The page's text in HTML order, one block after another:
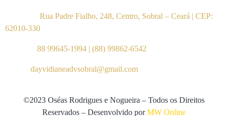
Rua Padre Fialho, 248, Centro, Sobral – Ceará | CEP:
62010-330
88 99645-1994 | (88) 99862-6542
dayvidianeadvsobral@gmail.com
©2023 Oséas Rodrigues e Nogueira – Todos os Direitos
Reservados – Desenvolvido por MW Online